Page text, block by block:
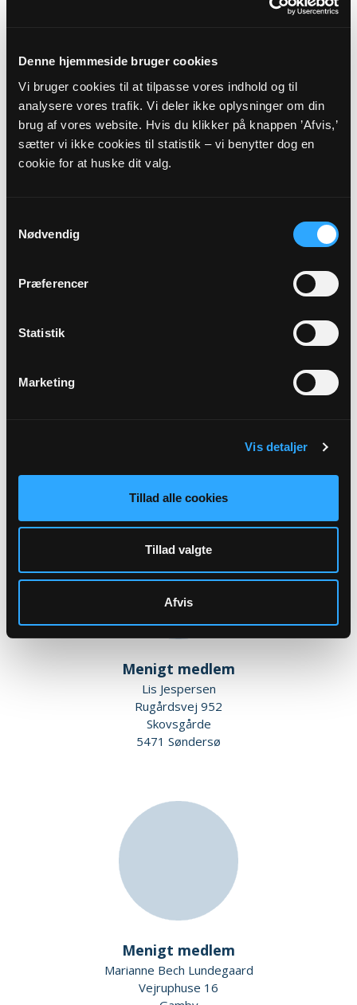
Denne hjemmeside bruger cookies
Vi bruger cookies til at tilpasse vores indhold og til
analysere vores trafik. Vi deler ikke oplysninger om din
brug af vores website. Hvis du klikker på knappen ’Afvis,’
sætter vi ikke cookies til statistik – vi benytter dog en
cookie for at huske dit valg.
Nødvendig
Præferencer
Statistik
Marketing
Vis detaljer
Tillad alle cookies
Tillad valgte
Afvis
Kasserer, Sekretær
Anders Jensen Pagh
Ejlskovvej 93
Ejlskov
Menigt medlem
Lis Jespersen
Rugårdsvej 952
Skovsgårde
5471 Søndersø
Menigt medlem
Marianne Bech Lundegaard
Vejruphuse 16